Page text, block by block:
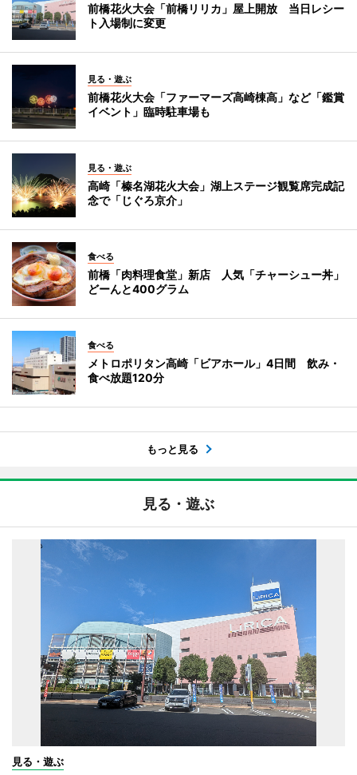
前橋花火大会「前橋リリカ」屋上開放 当日レシー
ト入場制に変更
見る・遊ぶ
前橋花火大会「ファーマーズ高崎棟高」など「鑑賞
イベント」臨時駐車場も
見る・遊ぶ
高崎「榛名湖花火大会」湖上ステージ観覧席完成記
念で「じぐろ京介」
食べる
前橋「肉料理食堂」新店 人気「チャーシュー丼」
どーんと400グラム
食べる
メトロポリタン高崎「ビアホール」4日間 飲み・
食べ放題120分
もっと見る
見る・遊ぶ
見る・遊ぶ